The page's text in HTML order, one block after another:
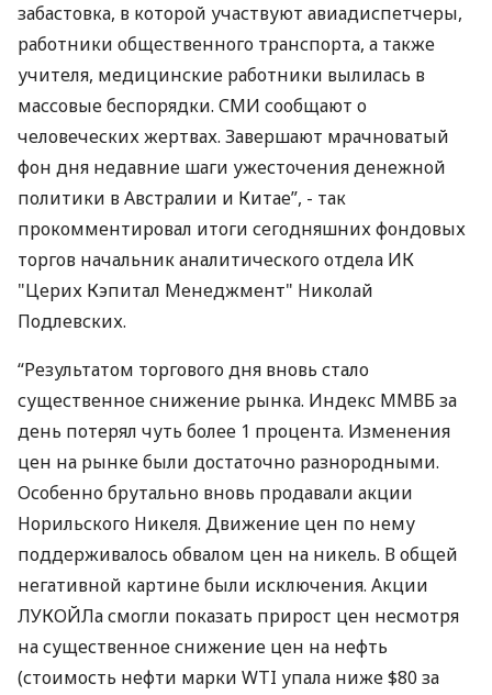
забастовка, в которой участвуют авиадиспетчеры,
работники общественного транспорта, а также
учителя, медицинские работники вылилась в
массовые беспорядки. СМИ сообщают о
человеческих жертвах. Завершают мрачноватый
фон дня недавние шаги ужесточения денежной
политики в Австралии и Китае”, - так
прокомментировал итоги сегодняшних фондовых
торгов начальник аналитического отдела ИК
"Церих Кэпитал Менеджмент" Николай
Подлевских.
“Результатом торгового дня вновь стало
существенное снижение рынка. Индекс ММВБ за
день потерял чуть более 1 процента. Изменения
цен на рынке были достаточно разнородными.
Особенно брутально вновь продавали акции
Норильского Никеля. Движение цен по нему
поддерживалось обвалом цен на никель. В общей
негативной картине были исключения. Акции
ЛУКОЙЛа смогли показать прирост цен несмотря
на существенное снижение цен на нефть
(стоимость нефти марки WTI упала ниже $80 за